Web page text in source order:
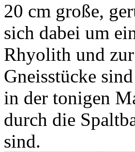
20 cm große,
sich dabei um
Rhyolith und
Gneisstücke
in der tonigen
durch die
sind.